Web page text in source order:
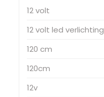
12 volt
12 volt led verlichting
120 cm
120cm
12v